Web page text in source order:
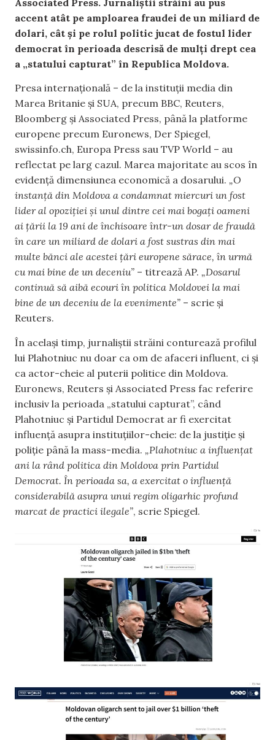
Associated Press. Jurnaliștii străini au pus
accent atât pe amploarea fraudei de un miliard de
dolari, cât și pe rolul politic jucat de fostul lider
democrat în perioada descrisă de mulți drept cea
a „statului capturat” în Republica Moldova.
Presa internațională – de la instituții media din
Marea Britanie și SUA, precum BBC, Reuters,
Bloomberg și Associated Press, până la platforme
europene precum Euronews, Der Spiegel,
swissinfo.ch, Europa Press sau TVP World – au
reflectat pe larg cazul. Marea majoritate au scos în
evidență dimensiunea economică a dosarului. „O
instanță din Moldova a condamnat miercuri un fost
lider al opoziției și unul dintre cei mai bogați oameni
ai țării la 19 ani de închisoare într-un dosar de fraudă
în care un miliard de dolari a fost sustras din mai
multe bănci ale acestei țări europene sărace, în urmă
cu mai bine de un deceniu” – titrează AP. „Dosarul
continuă să aibă ecouri în politica Moldovei la mai
bine de un deceniu de la evenimente” – scrie și
Reuters.
În același timp, jurnaliștii străini conturează profilul
lui Plahotniuc nu doar ca om de afaceri influent, ci și
ca actor-cheie al puterii politice din Moldova.
Euronews, Reuters și Associated Press fac referire
inclusiv la perioada „statului capturat”, când
Plahotniuc și Partidul Democrat ar fi exercitat
influență asupra instituțiilor-cheie: de la justiție și
poliție până la mass-media. „Plahotniuc a influențat
ani la rând politica din Moldova prin Partidul
Democrat. În perioada sa, a exercitat o influență
considerabilă asupra unui regim oligarhic profund
marcat de practici ilegale”, scrie Spiegel.